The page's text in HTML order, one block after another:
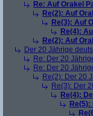
Re: Auf Orakel
Re(2): Auf
Re(3): Auf
Re(4):
Re(2): Auf
Der 20 Jährige
Re: Der 20
Re: Der 20
Re(2): Der 20
Re(3): Der
Re(4):